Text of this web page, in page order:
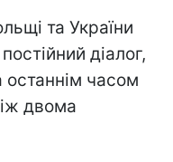
та України
діалог,
останнім часом
двома